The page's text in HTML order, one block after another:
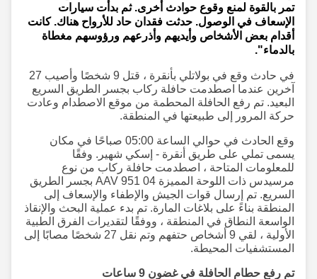
تمر بالقوة لمنع وقوع حوادث أخرى. ثم بدأت سيارات
الإسعاف في الوصول. حدثت فقدان حاد للأرواح هناك. كانت
أقدام بعض الأشخاص وأيديهم وأذرعهم ورؤوسهم مغطاة
بالدماء".
في حادث وقع في بولاتلي بأنقرة ، قتل 9 شخصًا وأصيب 27
آخرين عندما اصطدمت حافلة ركاب بجسر الطريق السريع
البعيد. تم رفع الحافلة المحطمة من موقع الاصطدام وعادت
حركة المرور إلى طبيعتها في المنطقة.
وقع الحادث في حوالي الساعة 05:00 صباحًا في مكان
يسمى تملي على طريق أنقرة - إسكي شهير. وفقًا
للمعلومات المتاحة ، اصطدمت حافلة ركاب من نوع
مرسيدس ذات اللوحة المميزة 04 AAV 951 بجسر الطريق
السريع. تم إرسال قوات الجيش والإطفاء والإسعاف إلى
المنطقة بناءً على بلاغات المارة. تم بدء عملية البحث والإنقاذ
الواسعة النطاق في المنطقة ، ووفقًا لتقديرات الفرق الطبية
الأولية ، لقي 9 أشخاص حتفهم وتم نقل 27 شخصًا مصابًا إلى
المستشفيات المحيطة.
تم رفع حطام الحافلة في غضون 9 ساعات